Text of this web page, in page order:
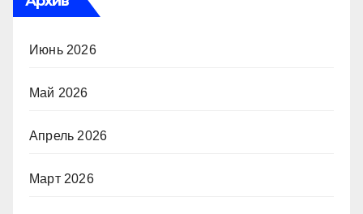
Июнь 2026
Май 2026
Апрель 2026
Март 2026